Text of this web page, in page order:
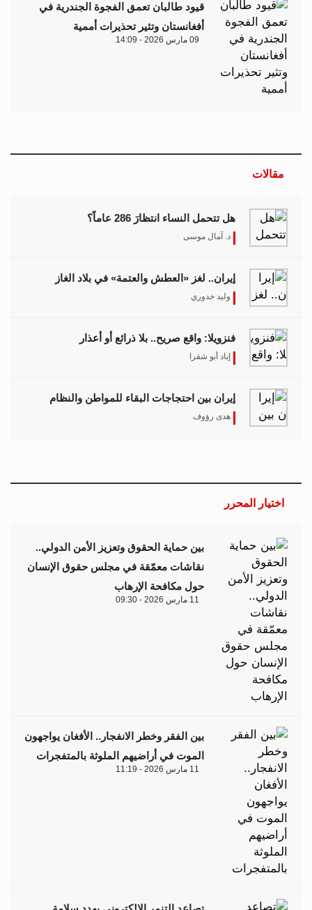
قيود طالبان تعمق الفجوة الجندرية في
أفغانستان وتثير تحذيرات أممية
09 مارس 2026 - 14:09
مقالات
هل تتحمل النساء انتظارَ 286 عاماً؟
د. آمال موسى
إيران.. لغز «العطش والعتمة» في بلاد الغاز
وليد خدوري
فنزويلا: واقع صريح.. بلا ذرائع أو أعذار
إياد أبو شقرا
إيران بين احتجاجات البقاء للمواطن والنظام
هدى رؤوف
اختيار المحرر
بين حماية الحقوق وتعزيز الأمن الدولي..
نقاشات معمّقة في مجلس حقوق الإنسان
حول مكافحة الإرهاب
11 مارس 2026 - 09:30
بين الفقر وخطر الانفجار.. الأفغان يواجهون
الموت في أراضيهم الملوثة بالمتفجرات
11 مارس 2026 - 11:19